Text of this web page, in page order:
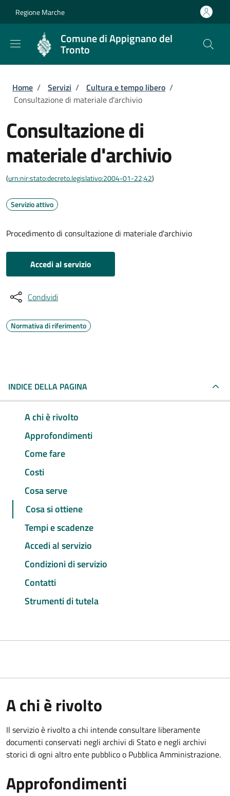
Regione Marche
Comune di Appignano del
Tronto
Briciole di pane
Home / Servizi / Cultura e tempo libero /
Consultazione di materiale d'archivio
Consultazione di
materiale d'archivio
(urn:nir:stato:decreto.legislativo:2004-01-22;42)
Servizio attivo
Procedimento di consultazione di materiale d'archivio
Accedi al servizio
Condividi
Normativa di riferimento
INDICE DELLA PAGINA
A chi è rivolto
Approfondimenti
Come fare
Costi
Cosa serve
Cosa si ottiene
Tempi e scadenze
Accedi al servizio
Condizioni di servizio
Contatti
Strumenti di tutela
A chi è rivolto
Il servizio è rivolto a chi intende consultare liberamente
documenti conservati negli archivi di Stato e negli archivi
storici di ogni altro ente pubblico o Pubblica Amministrazione.
Approfondimenti